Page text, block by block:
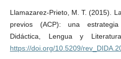
Llamazarez-Prieto, M. T. (2015).
previos (ACP): una
Didáctica, Lengua y
https://doi.org/10.5209/